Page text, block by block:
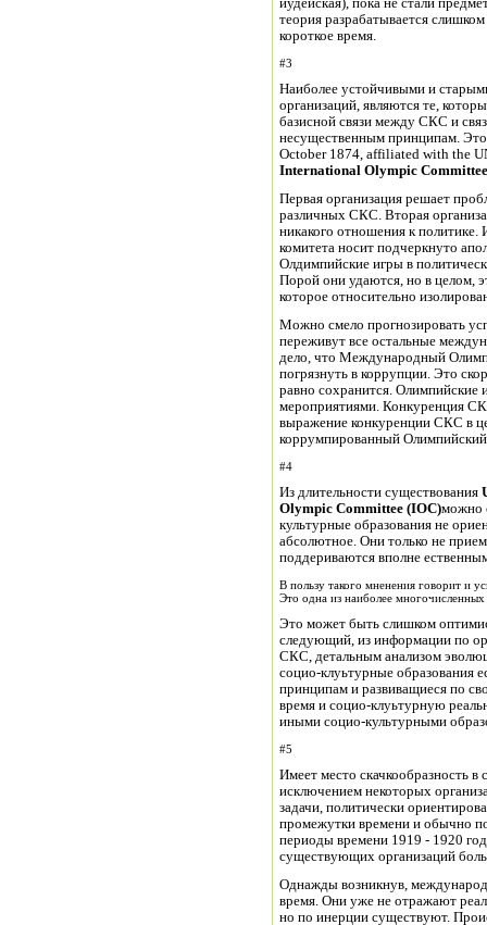
иудейская), пока не стали
теория разрабатывается
короткое время.
#3
Наиболее устойчивыми и
организаций, являются те,
базисной связи между СКС и
несущественным принципам.
October 1874, affiliated with the
International Olympic
Первая организация решает
различных СКС. Вторая
никакого отношения к
комитета носит подчеркнуто
Олдимпийские игры в
Порой они удаются, но в целом,
которое относительно
Можно смело прогнозировать
переживут все остальные
дело, что Международный
погрязнуть в коррупции. Это
равно сохранится.
мероприятиями. Конкуренция
выражение конкуренции СКС в
коррумпированный
#4
Из длительности существования
Olympic Committee (IOC)можно
культурные образования не
абсолютное. Они только не
поддериваются вполне
В пользу такого мненения говорит и
Это одна из наиболее
Это может быть слишком
следующий, из информации по
СКС, детальным анализом
социо-клуьтурные образования
принципам и развиващиеся по
время и социо-клуьтурную
иными социо-культурными
#5
Имеет место скачкообразность
исключением некоторых
задачи, политически
промежутки времени и обычно
периоды времени 1919 - 1920
существующих организаций
Однажды возникнув,
время. Они уже не отражают
но по инерции существуют.